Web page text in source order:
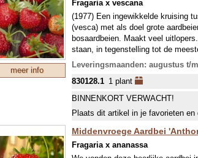
meer info
Fragaria x vescana
(1977) Een ingewikkelde kruising
(vesca) met als doel grote
bosaardbeien. Maakt veel
staan, in tegenstelling tot de
middelgrote vruchten, voor
mondjesmaat leverbaar zijn. In juli
welke in september wordt
Leveringsmaanden: augustus t/
830128.1 1 plant
BINNENKORT VERWACHT!
Plaats dit artikel in je favorieten
Middenvroege Aardbei
Fragaria x ananassa